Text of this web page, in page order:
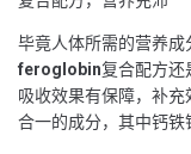
毕竟人体所需的营养成
feroglobin复合配方还
吸收效果有保障，补
合一的成分，其中钙铁